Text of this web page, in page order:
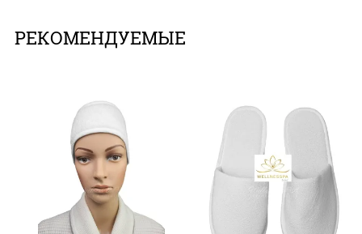
РЕКОМЕНДУЕМЫЕ